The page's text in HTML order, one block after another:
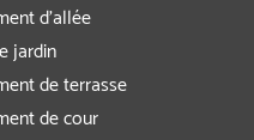
d’allée
jardin
de terrasse
de cour